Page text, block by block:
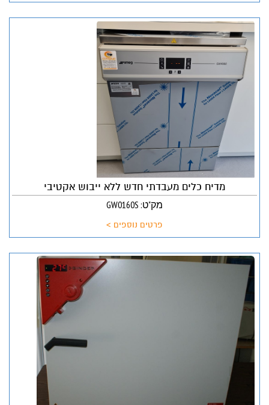
מדיח כלים מעבדתי חדש ללא ייבוש אקטיבי
מק"ט: GW0160S
פרטים נוספים >